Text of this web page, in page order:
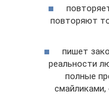
повторяют
пишет
реальности
полные